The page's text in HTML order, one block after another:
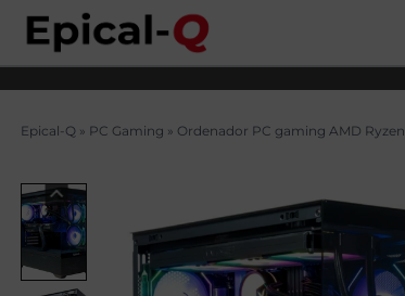
contenido
Epical-Q » PC Gaming » Ordenador PC gaming AMD Ryzen